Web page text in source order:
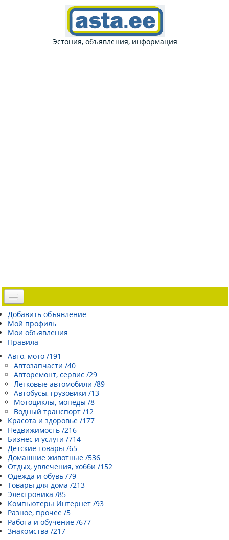
Эстония, объявления, информация
Доска объявлений
Погода Эстонии
Открытки
Каталог сайтов
| Регистрация |
Добавить объявление
Мой профиль
Мои объявления
Правила
Авто, мото /191
Автозапчасти /40
Авторемонт, сервис /29
Легковые автомобили /89
Автобусы, грузовики /13
Мотоциклы, мопеды /8
Водный транспорт /12
Красота и здоровье /177
Недвижимость /216
Бизнес и услуги /714
Детские товары /65
Домашние животные /536
Отдых, увлечения, хобби /152
Одежда и обувь /79
Товары для дома /213
Электроника /85
Компьютеры Интернет /93
Разное, прочее /5
Работа и обучение /677
Знакомства /217